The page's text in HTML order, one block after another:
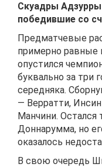
Скуадры
победившие со
Предматчевые
примерно равные
опустился
буквально за три
середняка.
— Верратти,
Манчини. Остался
Доннарумма, но
оказалось
В свою очередь